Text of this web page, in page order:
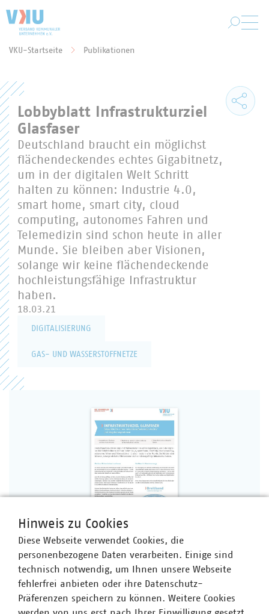
VKU-Startseite Publikationen
Lobbyblatt Infrastrukturziel
Glasfaser
Deutschland braucht ein möglichst
flächendeckendes echtes Gigabitnetz,
um in der digitalen Welt Schritt
halten zu können: Industrie 4.0,
smart home, smart city, cloud
computing, autonomes Fahren und
Telemedizin sind schon heute in aller
Munde. Sie bleiben aber Visionen,
solange wir keine flächendeckende
hochleistungsfähige Infrastruktur
haben.
18.03.21
DIGITALISIERUNG
GAS- UND WASSERSTOFFNETZE
PDF Download
Hinweis zu Cookies
Diese Webseite verwendet Cookies, die
personenbezogene Daten verarbeiten. Einige sind
technisch notwendig, um Ihnen unsere Webseite
fehlerfrei anbieten oder ihre Datenschutz-
Präferenzen speichern zu können. Weitere Cookies